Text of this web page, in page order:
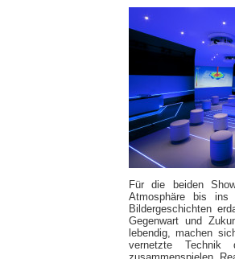
Für die beiden
Atmosphäre bis
Bildergeschichten
Gegenwart und
lebendig, machen
vernetzte Technik